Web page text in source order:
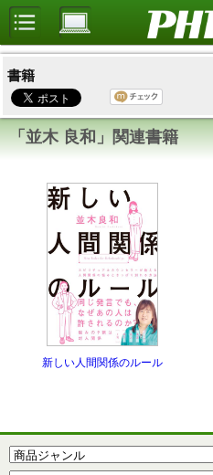
書籍
「並木 良和」関連書籍
新しい人間関係のルール